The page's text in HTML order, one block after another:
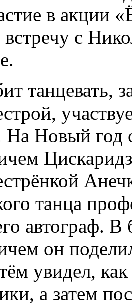
в акции
с
танцевать,
На Новый год
танца
автограф. В
он
увидел,
а затем